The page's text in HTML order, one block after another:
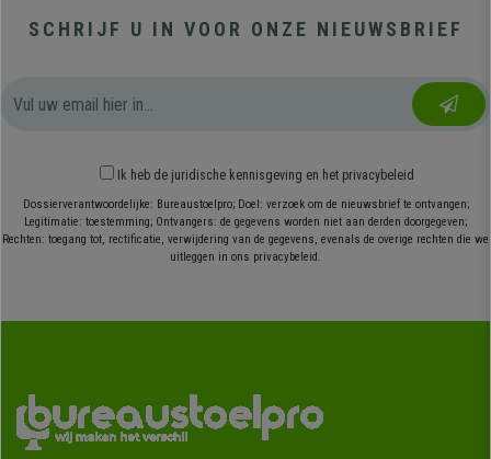
SCHRIJF U IN VOOR ONZE NIEUWSBRIEF
Ik heb de juridische kennisgeving en het privacybeleid
Dossierverantwoordelijke: Bureaustoelpro; Doel: verzoek om de nieuwsbrief te ontvangen;
Legitimatie: toestemming; Ontvangers: de gegevens worden niet aan derden doorgegeven;
Rechten: toegang tot, rectificatie, verwijdering van de gegevens, evenals de overige rechten die we
uitleggen in ons privacybeleid.